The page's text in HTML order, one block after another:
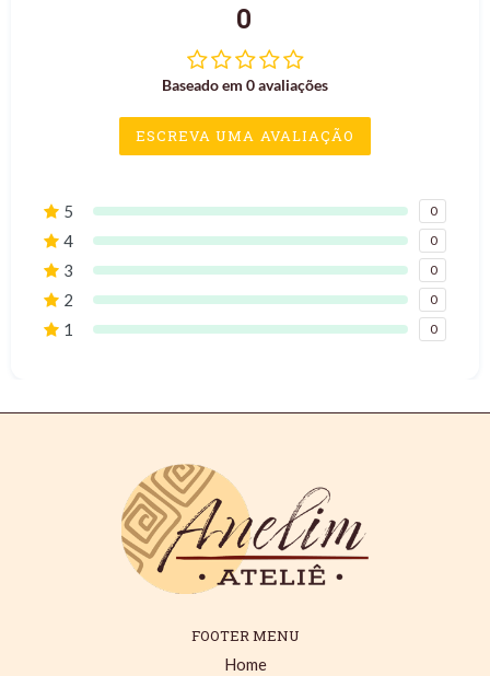
0
Baseado em 0 avaliações
ESCREVA UMA AVALIAÇÃO
5 0
4 0
3 0
2 0
1 0
FOOTER MENU
Home